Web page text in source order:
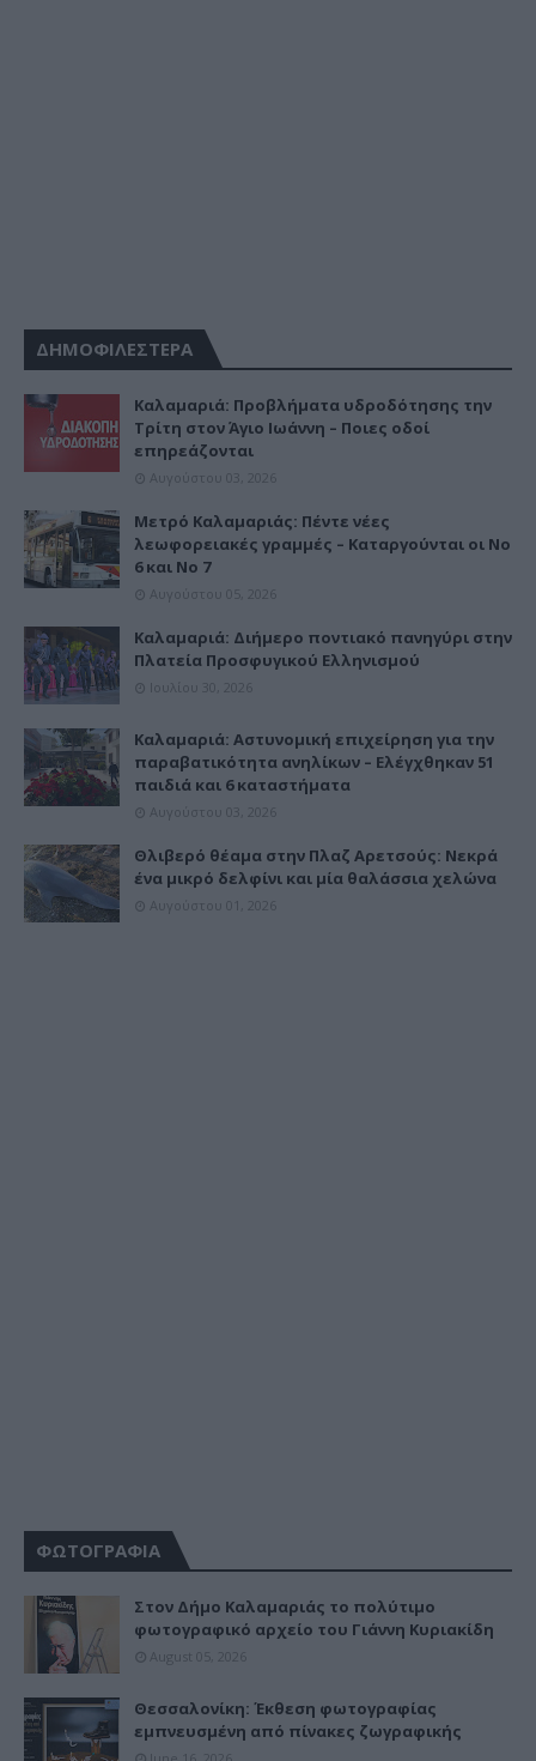
ΔΗΜΟΦΙΛΕΣΤΕΡΑ
Καλαμαριά: Προβλήματα υδροδότησης την
Τρίτη στον Άγιο Ιωάννη – Ποιες οδοί
επηρεάζονται
Αυγούστου 03, 2026
Μετρό Καλαμαριάς: Πέντε νέες
λεωφορειακές γραμμές – Καταργούνται οι Νο
6 και Νο 7
Αυγούστου 05, 2026
Καλαμαριά: Διήμερο ποντιακό πανηγύρι στην
Πλατεία Προσφυγικού Ελληνισμού
Ιουλίου 30, 2026
Καλαμαριά: Αστυνομική επιχείρηση για την
παραβατικότητα ανηλίκων – Ελέγχθηκαν 51
παιδιά και 6 καταστήματα
Αυγούστου 03, 2026
Θλιβερό θέαμα στην Πλαζ Αρετσούς: Νεκρά
ένα μικρό δελφίνι και μία θαλάσσια χελώνα
Αυγούστου 01, 2026
ΦΩΤΟΓΡΑΦΙΑ
Στον Δήμο Καλαμαριάς το πολύτιμο
φωτογραφικό αρχείο του Γιάννη Κυριακίδη
August 05, 2026
Θεσσαλονίκη: Έκθεση φωτογραφίας
εμπνευσμένη από πίνακες ζωγραφικής